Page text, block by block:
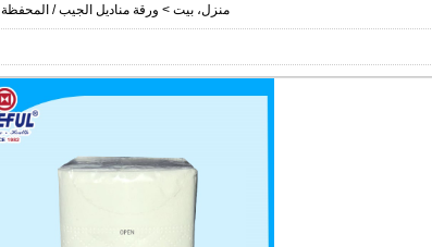
منزل، بيت > ورقة مناديل الجيب / المحفظة